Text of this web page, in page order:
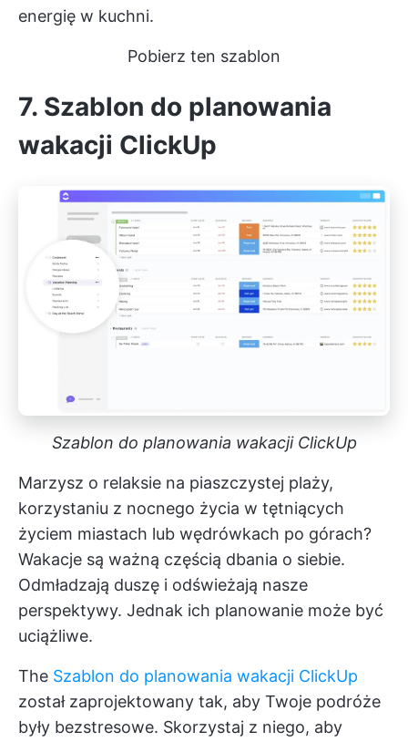
energię w kuchni.
Pobierz ten szablon
7. Szablon do planowania
wakacji ClickUp
Szablon do planowania wakacji ClickUp
Marzysz o relaksie na piaszczystej plaży,
korzystaniu z nocnego życia w tętniących
życiem miastach lub wędrówkach po górach?
Wakacje są ważną częścią dbania o siebie.
Odmładzają duszę i odświeżają nasze
perspektywy. Jednak ich planowanie może być
uciążliwe.
The Szablon do planowania wakacji ClickUp
został zaprojektowany tak, aby Twoje podróże
były bezstresowe. Skorzystaj z niego, aby